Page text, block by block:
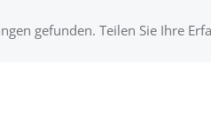
gefunden. Teilen Sie Ihre